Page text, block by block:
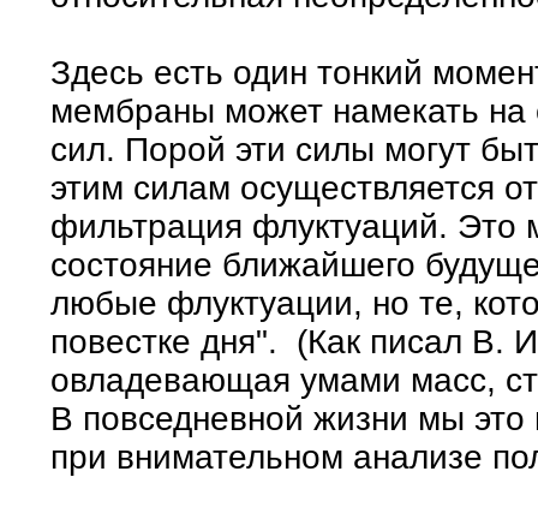
Здесь есть один тонкий
мембраны может намекать на
сил. Порой эти силы могут
этим силам осуществляется
фильтрация флуктуаций. Это
состояние ближайшего
любые флуктуации, но те,
повестке дня". (Как писал В.
овладевающая умами масс,
В повседневной жизни мы
при внимательном анализе